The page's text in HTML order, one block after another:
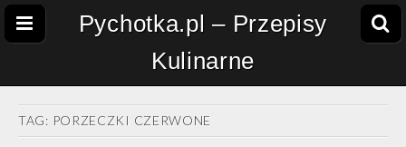
Pychotka.pl – Przepisy
Kulinarne
TAG: PORZECZKI CZERWONE